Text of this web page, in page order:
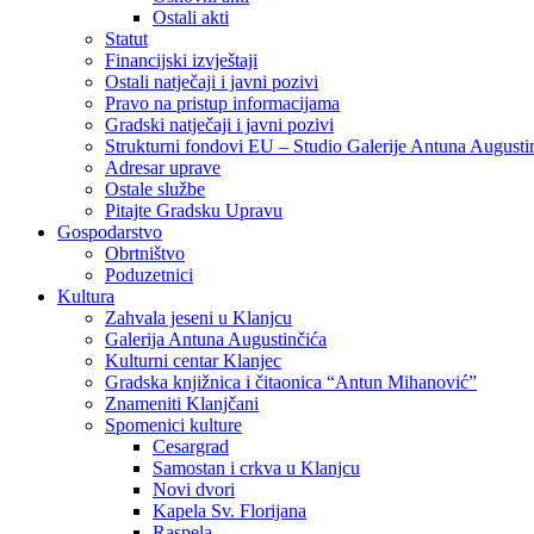
Ostali akti
Statut
Financijski izvještaji
Ostali natječaji i javni pozivi
Pravo na pristup informacijama
Gradski natječaji i javni pozivi
Strukturni fondovi EU – Studio Galerije Antuna
Adresar uprave
Ostale službe
Pitajte Gradsku Upravu
Gospodarstvo
Obrtništvo
Poduzetnici
Kultura
Zahvala jeseni u Klanjcu
Galerija Antuna Augustinčića
Kulturni centar Klanjec
Gradska knjižnica i čitaonica “Antun Mihanović”
Znameniti Klanjčani
Spomenici kulture
Cesargrad
Samostan i crkva u Klanjcu
Novi dvori
Kapela Sv. Florijana